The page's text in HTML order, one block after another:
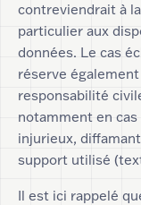
contreviendrait à
particulier aux
données. Le cas
réserve
responsabilité
notamment en
injurieux,
support utilisé
Il est ici rappelé